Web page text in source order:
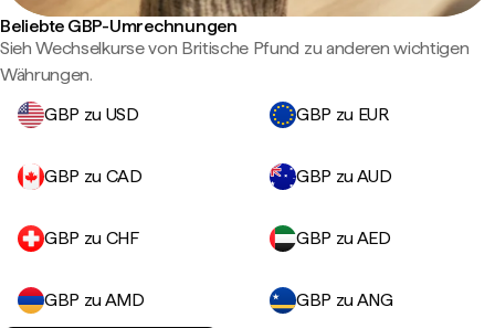
Beliebte GBP-Umrechnungen
Sieh Wechselkurse von Britische Pfund zu anderen wichtigen
Währungen.
GBP zu USD
GBP zu EUR
GBP zu CAD GBP zu AUD
GBP zu CHF GBP zu AED
GBP zu AMD
GBP zu ANG